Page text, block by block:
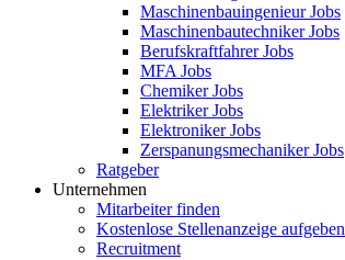
Maschinenbauingenieur Jobs
Maschinenbautechniker Jobs
Berufskraftfahrer Jobs
MFA Jobs
Chemiker Jobs
Elektriker Jobs
Elektroniker Jobs
Zerspanungsmechaniker Jobs
Ratgeber
Unternehmen
Mitarbeiter finden
Kostenlose Stellenanzeige aufgeben
Recruitment